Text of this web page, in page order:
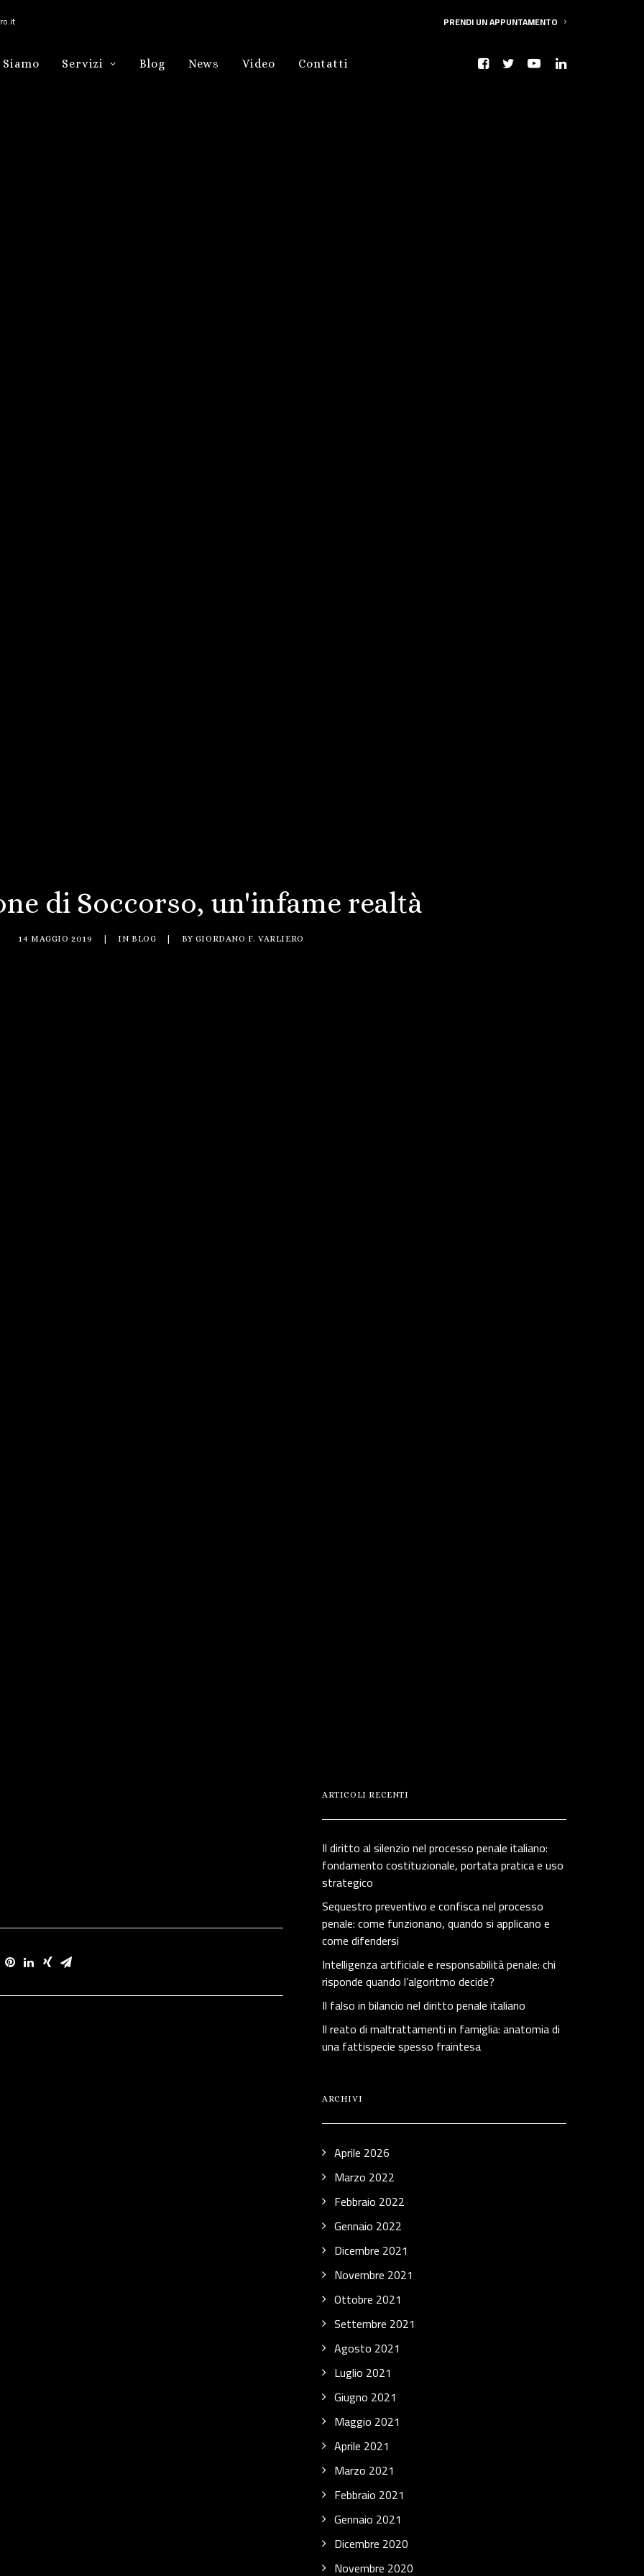
PRENDI UN APPUNTAMENTO
Siamo Servizi Blog News Video Contatti
di Soccorso, un'infame realtà
14 MAGGIO 2019 IN BLOG BY GIORDANO F. VARLIERO
ARTICOLI RECENTI
Il diritto al silenzio nel processo penale italiano:
fondamento costituzionale, portata pratica e uso
strategico
Sequestro preventivo e confisca nel processo
penale: come funzionano, quando si applicano e
come difendersi
Intelligenza artificiale e responsabilità penale: chi
risponde quando l’algoritmo decide?
Il falso in bilancio nel diritto penale italiano
Il reato di maltrattamenti in famiglia: anatomia di
una fattispecie spesso fraintesa
ARCHIVI
Aprile 2026
Marzo 2022
Febbraio 2022
Gennaio 2022
Dicembre 2021
Novembre 2021
Ottobre 2021
Settembre 2021
Agosto 2021
Luglio 2021
Giugno 2021
Maggio 2021
Aprile 2021
Marzo 2021
Febbraio 2021
Gennaio 2021
Dicembre 2020
Novembre 2020